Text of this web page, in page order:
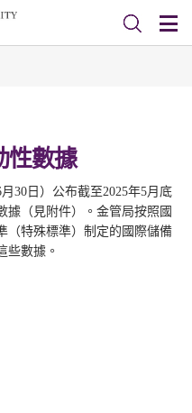
性數據
30日）公布截至2025年5月底
據（見附件）。金管局按照國
（特殊標準）制定的國際儲備
些數據。